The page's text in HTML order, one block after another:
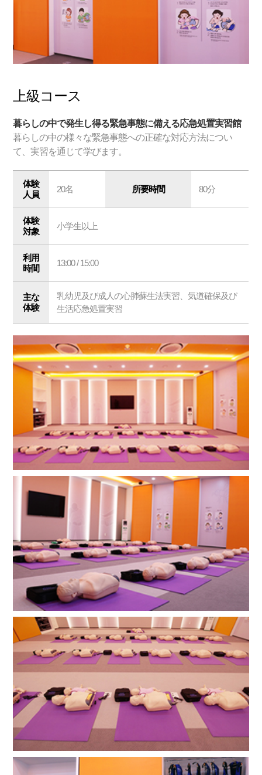
上級コース
暮らしの中で発生し得る緊急事態に備える応急処置実習館
暮らしの中の様々な緊急事態への正確な対応方法につい
て、実習を通じて学びます。
体験
人員
20名 所要時間 80分
体験
対象
小学生以上
利用
時間
13:00 / 15:00
主な
体験
乳幼児及び成人の心肺蘇生法実習、気道確保及び
生活応急処置実習